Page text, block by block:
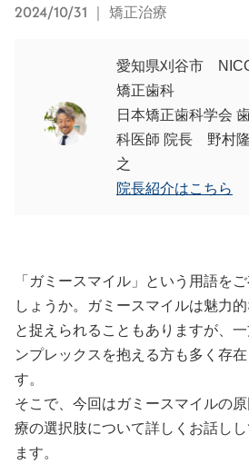
2024/10/31 ｜ 矯正治療
愛知県刈谷市
矯正歯科
日本矯正歯科学会
科医師 院長 野村隆
之
院長紹介はこちら
「ガミースマイル」という用語を
しょうか。ガミースマイルは魅力
と捉えられることもありますが、一
ンプレックスを抱える方も多く存在
す。
そこで、今回はガミースマイルの
療の選択肢について詳しくお話しし
ます。